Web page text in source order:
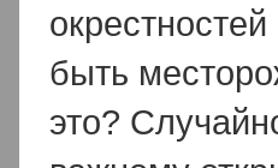
быть
это?